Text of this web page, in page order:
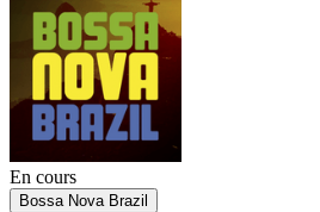
En cours
Bossa Nova Brazil